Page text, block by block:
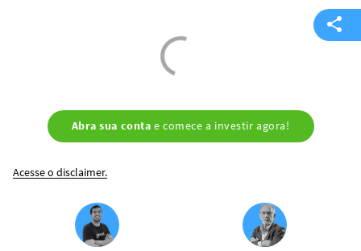
Abra sua conta e comece a investir agora!
Acesse o disclaimer.